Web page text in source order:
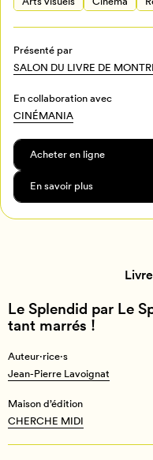
Programmation
Billetterie
Présenté par
SALON DU LIVRE DE
En collaboration avec
CINÉMANIA
Acheter en ligne
En savoir plus
Le Splendid par Le
tant marrés !
Auteur·rice·s
Jean-Pierre Lavoignat
Maison d’édition
CHERCHE MIDI
Se